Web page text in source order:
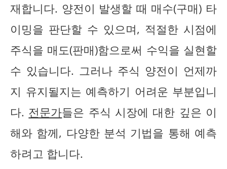
재합니다. 양전이 발생할 때 매수(구매) 타
이밍을 판단할 수 있으며, 적절한 시점에
주식을 매도(판매)함으로써 수익을 실현할
수 있습니다. 그러나 주식 양전이 언제까
지 유지될지는 예측하기 어려운 부분입니
다. 전문가들은 주식 시장에 대한 깊은 이
해와 함께, 다양한 분석 기법을 통해 예측
하려고 합니다.